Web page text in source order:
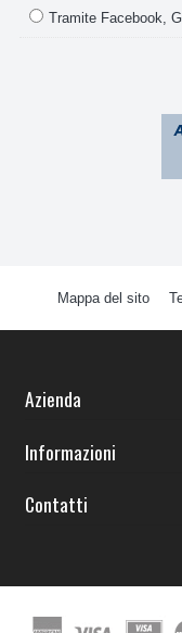
Tramite Facebook,
Mappa del sito
Azienda
Informazioni
Contatti